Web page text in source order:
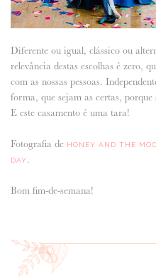
Diferente ou igual, clássico ou
relevância destas escolhas é zero,
com as nossas pessoas.
forma, que sejam as certas, porque
E este casamento é uma tara!
Fotografia de HONEY AND THE
DAY.
Bom fim-de-semana!